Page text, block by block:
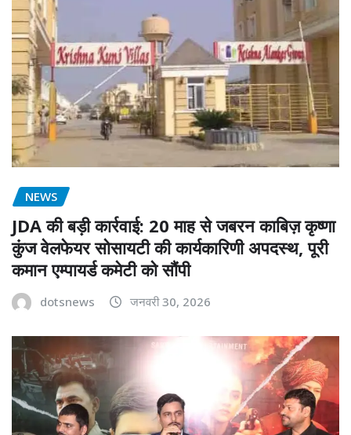
NEWS
JDA की बड़ी कार्रवाई: 20 माह से जबरन काबिज़ कृष्णा
कुंज वेलफेयर सोसायटी की कार्यकारिणी अपदस्थ, पूरी
कमान एम्पायर्ड कमेटी को सौंपी
dotsnews जनवरी 30, 2026